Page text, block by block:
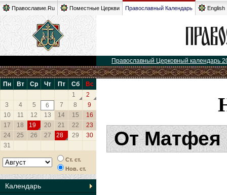
Православие.Ru Поместные Церкви Православный Календарь English
Православный Церковный календарь
Пн Вт Ср Чт Пт Сб
Вс
1
2
3
4 5 6 7 8
9
10
11 12 13 14 15
16
17
18 19 20 21 22
23
24
25 26 27 28 29
30
31
Ст. ст.
Нов. ст.
Календарь
От Матфея